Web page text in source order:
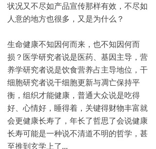
状况又不尽如产品宣传那样有效，不尽如
人意的地方也很多，又是为什么？
生命健康不知因何而来，也不知因何而
损？医学研究者说是医药、基因主导，营
养学研究者说是饮食营养占主导地位，干
细胞研究者说干细胞更新与凋亡保持平
衡，组织才能健康，普通大众说是吃得
好、心情好，睡得着，关键得财物丰富就
会更健康长寿了，年长了哲思了会说健康
长寿可能是一种说不清道不明的哲学，甚
至推到玄学上了...